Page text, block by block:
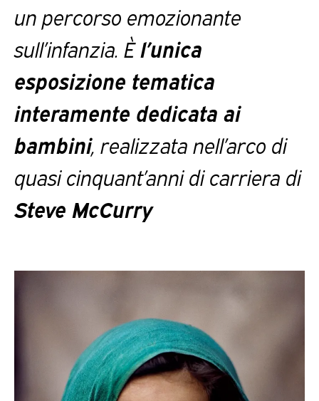
un percorso emozionante
sull’infanzia. Èl’unica
esposizione tematica
interamente dedicata ai
bambini, realizzata nell’arco di
quasi cinquant’anni di carriera di
Steve McCurry